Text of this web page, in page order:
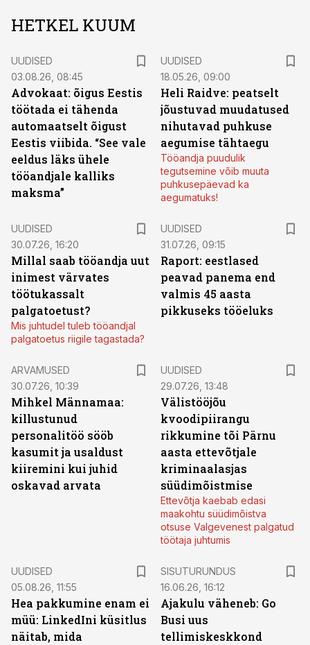
HETKEL KUUM
UUDISED
03.08.26, 08:45
Advokaat: õigus Eestis
töötada ei tähenda
automaatselt õigust
Eestis viibida. “See vale
eeldus läks ühele
tööandjale kalliks
maksma”
UUDISED
18.05.26, 09:00
Heli Raidve: peatselt
jõustuvad muudatused
nihutavad puhkuse
aegumise tähtaegu
Tööandja puudulik
tegutsemine võib muuta
puhkusepäevad ka
aegumatuks!
UUDISED
30.07.26, 16:20
Millal saab tööandja uut
inimest värvates
töötukassalt
palgatoetust?
Mis juhtudel tuleb tööandjal
palgatoetus riigile tagastada?
UUDISED
31.07.26, 09:15
Raport: eestlased
peavad panema end
valmis 45 aasta
pikkuseks tööeluks
ARVAMUSED
30.07.26, 10:39
Mihkel Männamaa:
killustunud
personalitöö sööb
kasumit ja usaldust
kiiremini kui juhid
oskavad arvata
UUDISED
29.07.26, 13:48
Välistööjõu
kvoodipiirangu
rikkumine tõi Pärnu
aasta ettevõtjale
kriminaalasjas
süüdimõistmise
Ettevõtja kaebab edasi
maakohtu süüdimõistva
otsuse Valgevenest palgatud
töötaja juhtumis
UUDISED
05.08.26, 11:55
Hea pakkumine enam ei
müü: LinkedIni küsitlus
näitab, mida
SISUTURUNDUS
16.06.26, 16:12
Ajakulu väheneb: Go
Busi uus
tellimiskeskkond